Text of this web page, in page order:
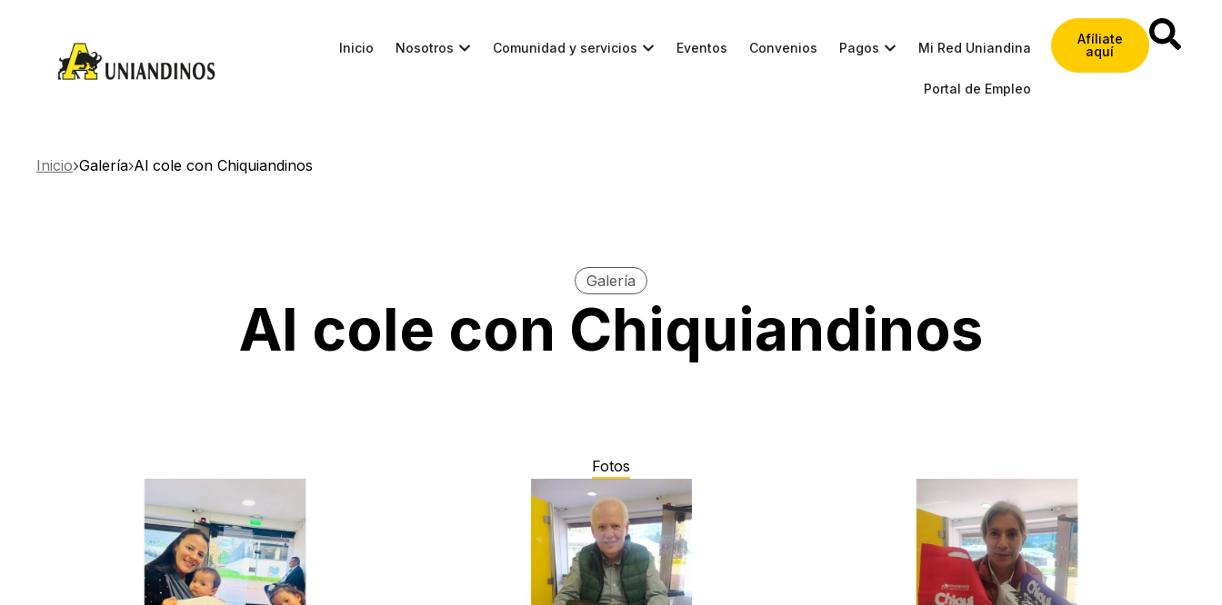
Inicio Nosotros Comunidad y servicios Eventos Convenios Pagos Mi Red Uniandina
Portal de Empleo
Afíliate
aquí
Inicio Galería Al cole con Chiquiandinos
Galería
Al cole con Chiquiandinos
Fotos